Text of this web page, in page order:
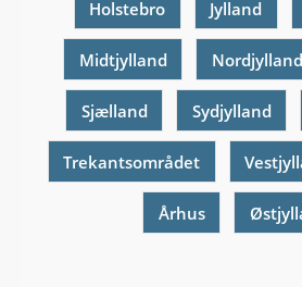
Holstebro Jylland
Midtjylland Nordjylland
Sjælland Sydjylland
Trekantsområdet
Århus